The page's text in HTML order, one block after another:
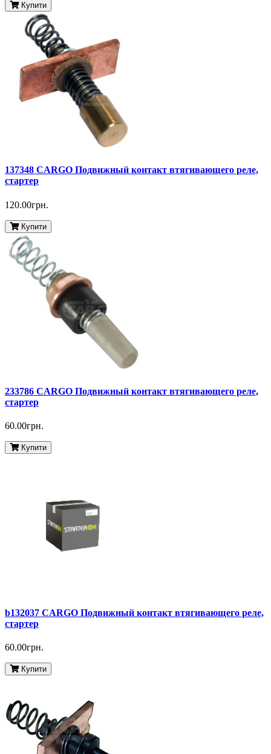
Купити
137348 CARGO Подвижный контакт втягивающего реле,
стартер
120.00грн.
Купити
233786 CARGO Подвижный контакт втягивающего реле,
стартер
60.00грн.
Купити
b132037 CARGO Подвижный контакт втягивающего реле,
стартер
60.00грн.
Купити